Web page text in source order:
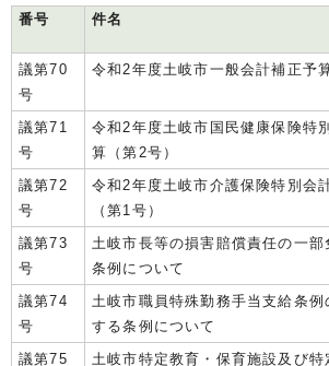
番号
件名
議第70
号
令和2年度土岐市一般会計補正予
議第71
号
令和2年度土岐市国民健康保険特
算（第2号）
議第72
号
令和2年度土岐市介護保険特別会
（第1号）
議第73
号
土岐市長等の損害賠償責任の一部
条例について
議第74
号
土岐市職員特殊勤務手当支給条例
する条例について
議第75
土岐市特定教育・保育施設及び特